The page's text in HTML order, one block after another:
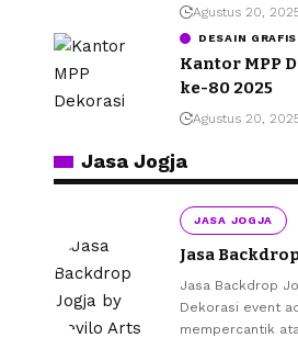
Agustus 20,
DESAIN GRAFIS
Kantor MPP
ke-80 2025
Agustus 20,
Jasa Jogja
JASA JOGJA
Jasa
Jasa Backdrop
Dekorasi event
mempercantik